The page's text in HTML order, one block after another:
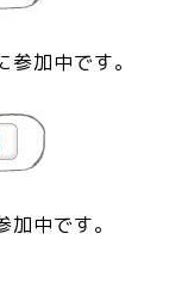
加中です。
中です。